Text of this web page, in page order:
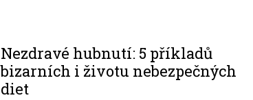
Nezdravé hubnutí: 5 příkladů
bizarních i životu nebezpečných
diet